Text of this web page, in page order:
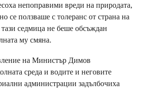
непоправими вреди на природата,
се ползваше с толеранс от страна на
седмица не беше обсъждан
му смяна.
на Министър Димов
среда и водите и неговите
администрации задълбочиха